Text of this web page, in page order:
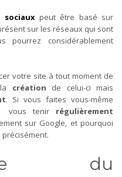
sociauxpeut être basé sur
sur les réseaux qui sont
pourrez considérablement
votre site à tout moment de
création de celui-ci mais
. Si vous faites vous-même
vous tenir régulièrement
sur Google, et pourquoi
du